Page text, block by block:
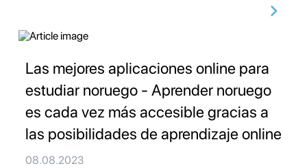
Las mejores aplicaciones online para
estudiar noruego - Aprender noruego
es cada vez más accesible gracias a
las posibilidades de aprendizaje online
08.08.2023